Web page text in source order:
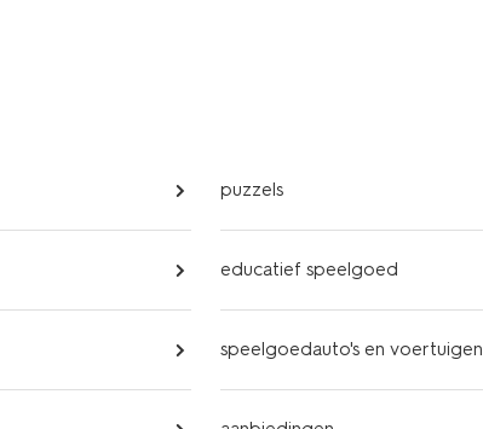
puzzels
educatief speelgoed
speelgoedauto's en voertuigen